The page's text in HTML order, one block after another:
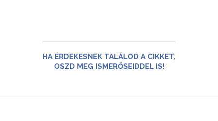
HA ÉRDEKESNEK TALÁLOD A CIKKET,
OSZD MEG ISMERŐSEIDDEL IS!